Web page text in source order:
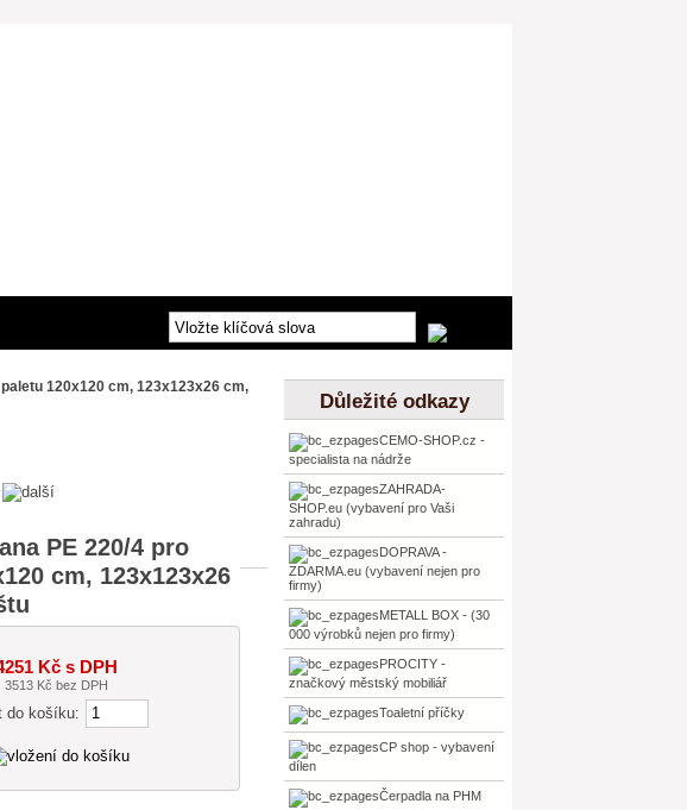
120x120 cm, 123x123x26 cm,
PE 220/4 pro
cm, 123x123x26
Kč s DPH
3513 Kč bez DPH
do košíku:
Důležité odkazy
CEMO-SHOP.cz -
specialista na nádrže
ZAHRADA-
SHOP.eu (vybavení pro Vaši
zahradu)
DOPRAVA -
ZDARMA.eu (vybavení nejen pro
firmy)
METALL BOX - (30
000 výrobků nejen pro firmy)
PROCITY -
značkový městský mobiliář
Toaletní příčky
CP shop - vybavení
dílen
Čerpadla na PHM